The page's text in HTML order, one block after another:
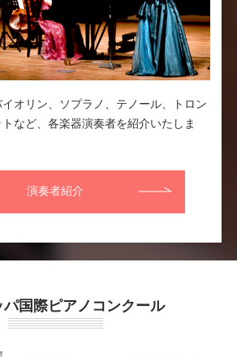
オリン、ソプラノ、テノール、トロン
など、各楽器演奏者を紹介いたしま
演奏者紹介
パ国際ピアノコンクール